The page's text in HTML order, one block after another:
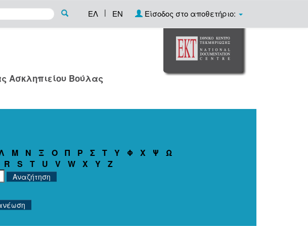
ΕΛ | EN Είσοδος στο αποθετήριο:
Ασκληπιείου Βούλας
Μ Ν Ξ Ο Π Ρ Σ Τ Υ Φ Χ Ψ
Ω
R S T U V W X Y Z